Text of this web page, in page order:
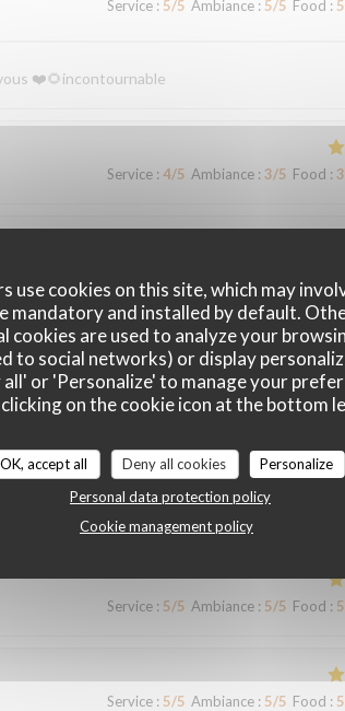
use cookies on this site, which may
mandatory and installed by default.
cookies are used to analyze your
to social networks) or display
or 'Personalize' to manage your
on the cookie icon at the bottom
OK, accept all Deny all cookies
Personalize
Personal data protection policy
Cookie management policy
Service: 5/5 Ambiance: 5/5 Food : 5
❤️🌻incontournable
Service: 4/5 Ambiance: 3/5 Food : 3
et de qualité très moyenne
Service: 5/5 Ambiance: 5/5 Food : 5
Service: 5/5 Ambiance: 5/5 Food : 5